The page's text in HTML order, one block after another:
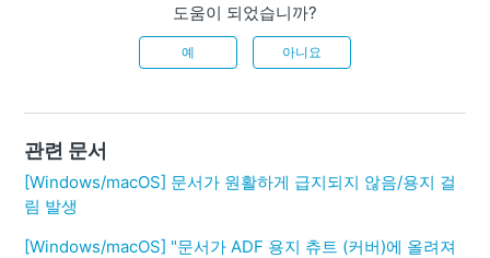
도움이 되었습니까?
예 아니요
관련 문서
[Windows/macOS] 문서가 원활하게 급지되지 않음/용지 걸
림 발생
[Windows/macOS] "문서가 ADF 용지 츄트 (커버)에 올려져